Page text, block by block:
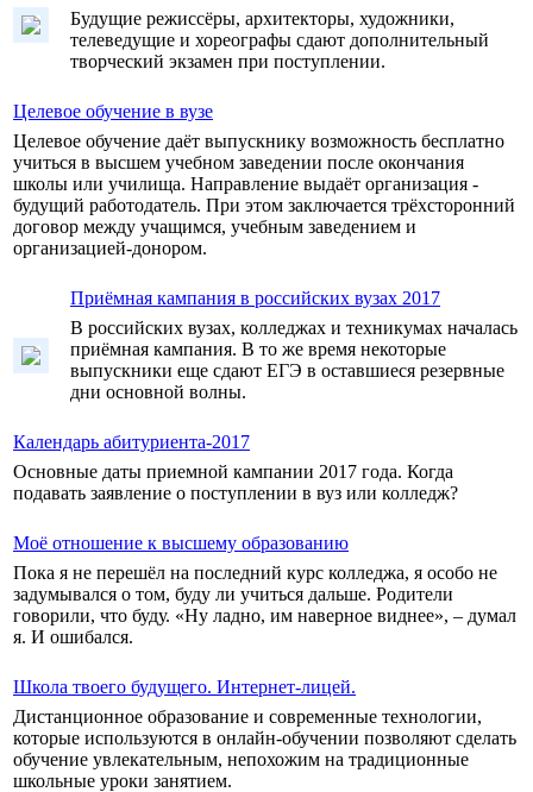
Будущие режиссёры, архитекторы, художники,
телеведущие и хореографы сдают дополнительный
творческий экзамен при поступлении.
Целевое обучение в вузе
Целевое обучение даёт выпускнику возможность бесплатно
учиться в высшем учебном заведении после окончания
школы или училища. Направление выдаёт организация -
будущий работодатель. При этом заключается трёхсторонний
договор между учащимся, учебным заведением и
организацией-донором.
Приёмная кампания в российских вузах 2017
В российских вузах, колледжах и техникумах началась
приёмная кампания. В то же время некоторые
выпускники еще сдают ЕГЭ в оставшиеся резервные
дни основной волны.
Календарь абитуриента-2017
Основные даты приемной кампании 2017 года. Когда
подавать заявление о поступлении в вуз или колледж?
Моё отношение к высшему образованию
Пока я не перешёл на последний курс колледжа, я особо не
задумывался о том, буду ли учиться дальше. Родители
говорили, что буду. «Ну ладно, им наверное виднее», – думал
я. И ошибался.
Школа твоего будущего. Интернет-лицей.
Дистанционное образование и современные технологии,
которые используются в онлайн-обучении позволяют сделать
обучение увлекательным, непохожим на традиционные
школьные уроки занятием.